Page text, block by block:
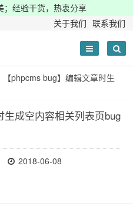
；经验干货，热衷分享
关于我们 联系我们
【phpcms bug】编辑文章时生
生成空内容相关列表页bug
2018-06-08